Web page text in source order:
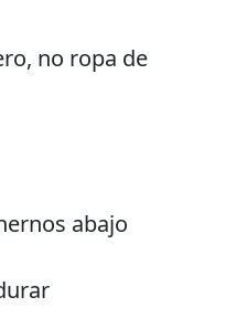
no ropa de
abajo